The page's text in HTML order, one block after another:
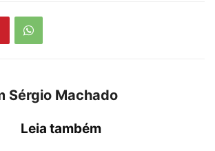
Sérgio Machado
Leia também